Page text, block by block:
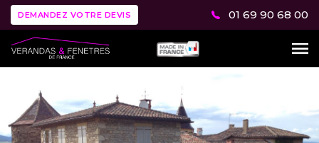
DEMANDEZ VOTRE DEVIS 01 69 90 68 00